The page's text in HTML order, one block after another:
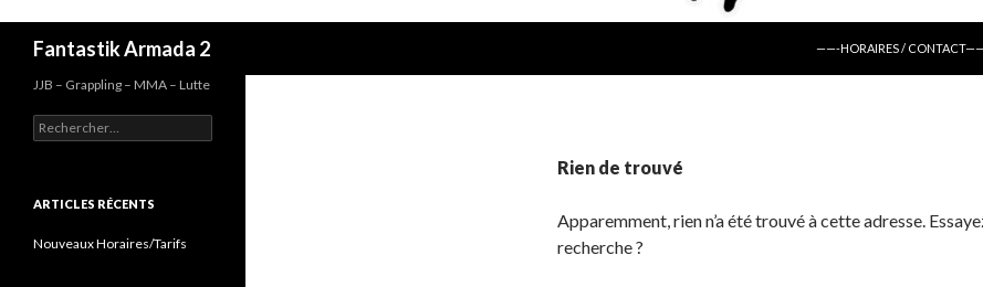
Fantastik Armada 2
——-HORAIRES /
Rien de trouvé
Apparemment, rien n’a été trouvé à cette adresse.
recherche ?
JJB – Grappling – MMA – Lutte
Rechercher :
ARTICLES RÉCENTS
Nouveaux Horaires/Tarifs